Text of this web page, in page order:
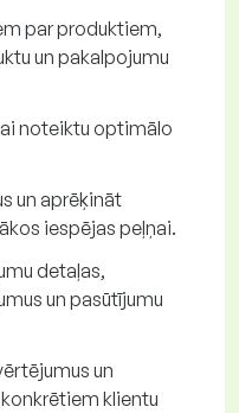
par produktiem,
un pakalpojumu
noteiktu optimālo
un aprēķināt
iespējas peļņai.
detaļas,
un pasūtījumu
un
klientu